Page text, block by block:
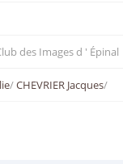
des Images d ' Épinal
/CHEVRIER Jacques/